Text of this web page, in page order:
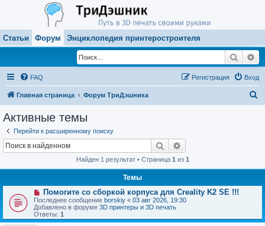
Статьи Форум Энциклопедия принтеростроителя
Поиск
FAQ Вход
Регистрация
Главная страница Форум ТриДэшника
Активные темы
Перейти к расширенному поиску
Поиск
Найден 1 результат • Страница 1 из 1
Темы
Н
о
в
о
е
Помогите со сборкой корпуса для Creality K2 SE !!!
Последнее сообщение borskiy « 03 авг 2026, 19:30
Добавлено в форуме 3D принтеры и 3D печать
Ответы: 1